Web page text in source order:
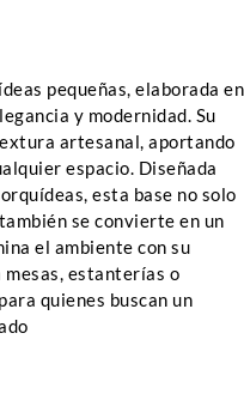
pequeñas, elaborada en
y modernidad. Su
artesanal, aportando
espacio. Diseñada
esta base no solo
se convierte en un
el ambiente con su
estanterías o
quienes buscan un